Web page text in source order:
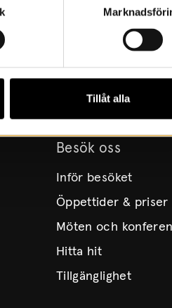
Tillåt alla
Besök oss
Inför besöket
Öppettider & priser
Möten och
Hitta hit
Tillgänglighet